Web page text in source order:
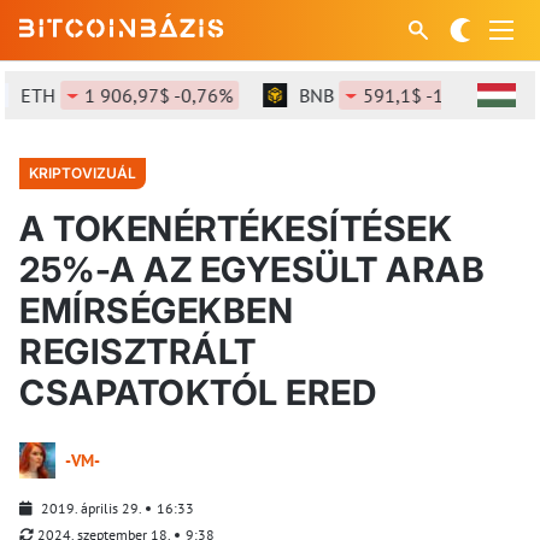
ETH 1 906,97$ -0,76% BNB 591,1$ -1,24%
KRIPTOVIZUÁL
A TOKENÉRTÉKESÍTÉSEK
25%-A AZ EGYESÜLT ARAB
EMÍRSÉGEKBEN
REGISZTRÁLT
CSAPATOKTÓL ERED
-VM-
2019. április 29.
16:33
2024. szeptember 18.
9:38